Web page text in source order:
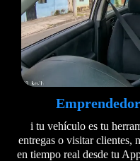
i tu vehículo es tu
entregas o visitar clientes,
en tiempo real desde tu